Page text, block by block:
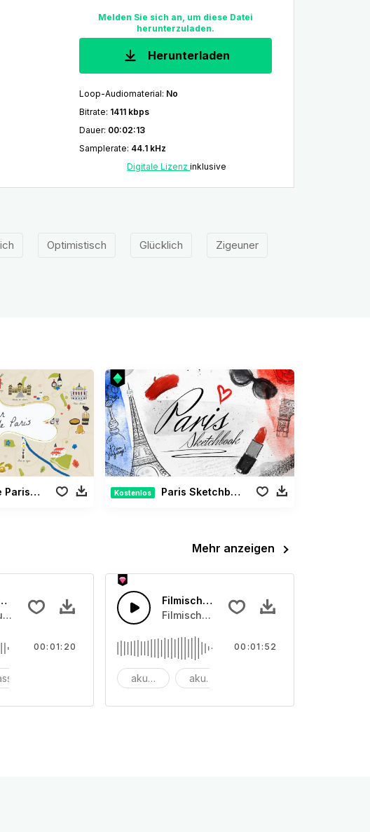
Melden Sie sich an, um diese Datei
herunterzuladen.
Herunterladen
Loop-Audiomaterial: No
Bitrate: 1411 kbps
Dauer: 00:02:13
Samplerate: 44.1 kHz
Digitale Lizenzinklusive
Optimistisch Glücklich Zigeuner
Paket Kostenlos Paris Sketchbook Paket
Mehr anzeigen
und klatschen und_x000D_ Tamberine.
Lagerfeuer-Gitarre
entspannende akustische Gitarrenklänge.
00:01:20
Filmischer Ambient-Dubstep
Filmische Streichmusik, welche in
akustisch akustische Gitarre
00:01:52